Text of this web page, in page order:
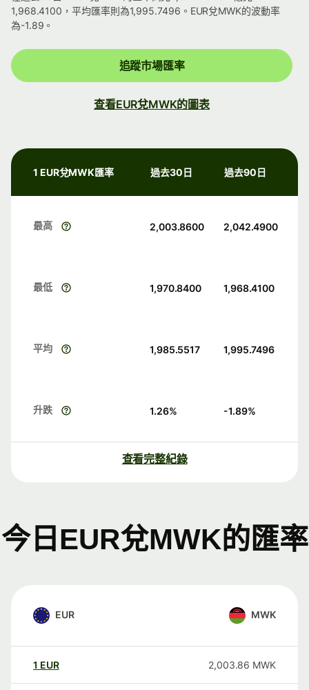
1,968.4100，平均匯率則為1,995.7496。EUR兌MWK的波動率
為-1.89。
追蹤市場匯率
查看EUR兌MWK的圖表
1 EUR兌MWK匯率 過去30日 過去90日
最高 2,003.8600 2,042.4900
最低 1,970.8400 1,968.4100
平均 1,985.5517 1,995.7496
升跌 1.26% -1.89%
查看完整紀錄
今日EUR兌MWK的匯率
EUR MWK
1 EUR 2,003.86 MWK